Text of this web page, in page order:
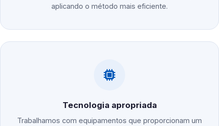
aplicando o método mais eficiente.
Tecnologia apropriada
Trabalhamos com equipamentos que proporcionam um